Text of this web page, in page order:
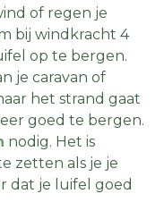
of regen je
bij windkracht 4
op te bergen.
je caravan of
het strand gaat
goed te bergen.
nodig. Het is
zetten als je je
dat je luifel goed